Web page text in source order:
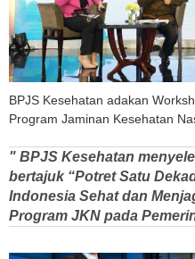
BPJS Kesehatan adakan
Program Jaminan Kesehatan
" BPJS Kesehatan
bertajuk “Potret Satu
Indonesia Sehat dan
Program JKN pada